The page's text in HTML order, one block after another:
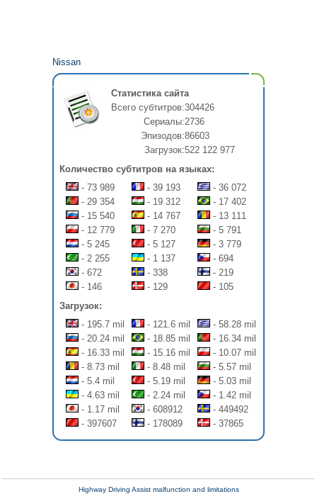
Nissan
Статистика сайта
Всего субтитров:304426
Сериалы:2736
Эпизодов:86603
Загрузок:522 122 977
Количество субтитров на языках:
- 73 989
- 39 193
- 36 072
- 29 354
- 19 312
- 17 402
- 15 540
- 14 767
- 13 111
- 12 779
- 7 270
- 5 791
- 5 245
- 5 127
- 3 779
- 2 255
- 1 137
- 694
- 672
- 338
- 219
- 146
- 129
- 105
Загрузок:
- 195.7 mil
- 121.6 mil
- 58.28 mil
- 20.24 mil
- 18.85 mil
- 16.34 mil
- 16.33 mil
- 15.16 mil
- 10.07 mil
- 8.73 mil
- 8.48 mil
- 5.57 mil
- 5.4 mil
- 5.19 mil
- 5.03 mil
- 4.63 mil
- 2.24 mil
- 1.42 mil
- 1.17 mil
- 608912
- 449492
- 397607
- 178089 - 37865
Highway Driving Assist malfunction and limitations